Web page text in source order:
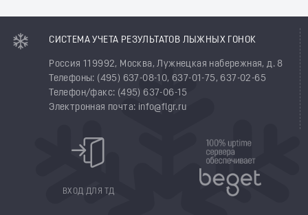
СИСТЕМА УЧЕТА РЕЗУЛЬТАТОВ ЛЫЖНЫХ ГОНОК
Россия 119992, Москва, Лужнецкая набережная, д. 8
Телефоны: (495) 637-08-10, 637-01-75, 637-02-65
Телефон/факс: (495) 637-06-15
Электронная почта: info@flgr.ru
ВХОД ДЛЯ ТД